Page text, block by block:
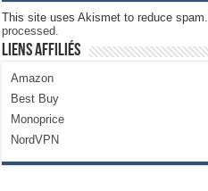
This site uses Akismet to reduce spam.
processed.
Liens Affiliés
Amazon
Best Buy
Monoprice
NordVPN